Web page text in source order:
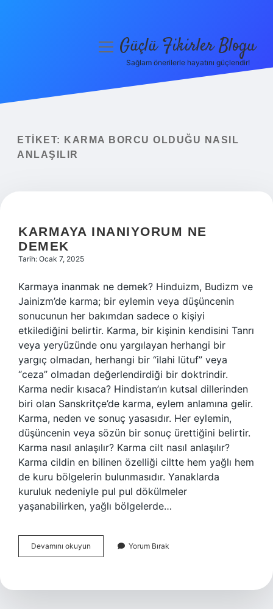
Yasal Uyarı
menüyüGüçlü Fikirler Blogu
Sağlam önerilerle hayatını güçlendir!
ETIKET:
KARMA BORCU OLDUĞU NASIL
ANLAŞILIR
KARMAYA INANIYORUM NE
DEMEK
Tarih: Ocak 7, 2025
Karmaya inanmak ne demek? Hinduizm, Budizm ve
Jainizm’de karma; bir eylemin veya düşüncenin
sonucunun her bakımdan sadece o kişiyi
etkilediğini belirtir. Karma, bir kişinin kendisini Tanrı
veya yeryüzünde onu yargılayan herhangi bir
yargıç olmadan, herhangi bir “ilahi lütuf” veya
“ceza” olmadan değerlendirdiği bir doktrindir.
Karma nedir kısaca? Hindistan’ın kutsal dillerinden
biri olan Sanskritçe’de karma, eylem anlamına gelir.
Karma, neden ve sonuç yasasıdır. Her eylemin,
düşüncenin veya sözün bir sonuç ürettiğini belirtir.
Karma nasıl anlaşılır? Karma cilt nasıl anlaşılır?
Karma cildin en bilinen özelliği ciltte hem yağlı hem
de kuru bölgelerin bulunmasıdır. Yanaklarda
kuruluk nedeniyle pul pul dökülmeler
yaşanabilirken, yağlı bölgelerde…
Devamını okuyun Karmaya
Inanıyorum
Yorum Bırak